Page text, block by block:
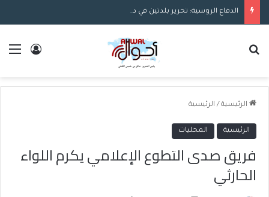
الدفاع الروسية: تحرير بلدتين في دونيتسك
الرئيسية / الرئيسية
الرئيسية المحليات
فريق صدى التطوع الإعلامي يكرم اللواء
الحارثي